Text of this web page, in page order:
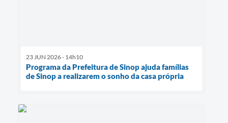
23 JUN 2026 - 14h10
Programa da Prefeitura de Sinop ajuda famílias
de Sinop a realizarem o sonho da casa própria